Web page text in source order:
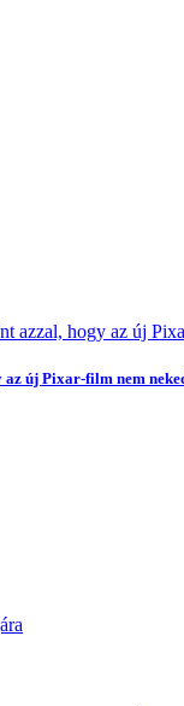
új Pixar-film nem